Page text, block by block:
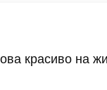
красиво на